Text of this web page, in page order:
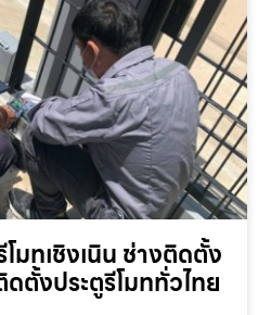
มทเชิงเนิน ช่างติดตั้ง
ตั้งประตูรีโมททั่วไทย